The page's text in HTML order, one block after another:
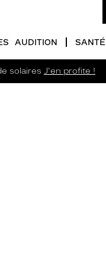
AUDITION SANTÉ
solaires J'en profite !